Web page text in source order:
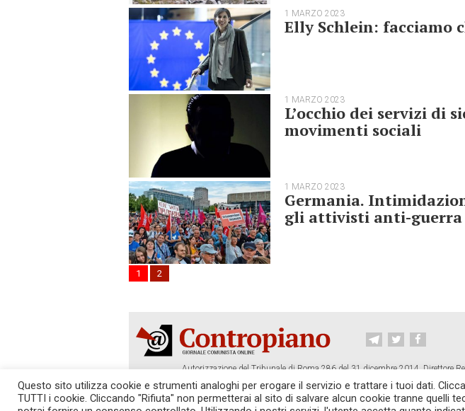
1 MARZO 2023
Elly Schlein: facciamo
1 MARZO 2023
L’occhio dei servizi di
movimenti sociali
1 MARZO 2023
Germania.
gli attivisti anti-guerra
1 2
Autorizzazione del Tribunale di Roma 286 del 31 dicembre 2014. Direttore
Tel. 06.640.122.19 -
redazione@contropiano.org
SOSTIENICI! REDAZIONE CONTATTI TG CONTROPIANO
Questo sito utilizza cookie e strumenti analoghi per erogare il servizio e trattare i tuoi dati.
TUTTI i cookie. Cliccando "Rifiuta" non permetterai al sito di salvare alcun cookie tranne quelli